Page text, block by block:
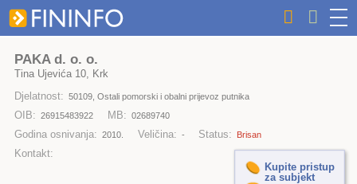
PAKA d. o. o.
Tina Ujevića 10, Krk
Djelatnost: 50109, Ostali pomorski i obalni prijevoz putnika
OIB: 26915483922 MB: 02689740
Godina osnivanja: 2010. Veličina: - Status: Brisan
Kontakt:
Kupite pristup
za subjekt